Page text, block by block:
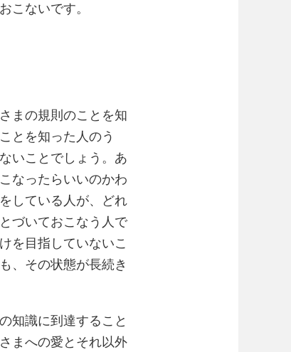
こないです。
まの規則のことを知
とを知った人のう
いことでしょう。あ
なったらいいのかわ
している人が、どれ
づいておこなう人で
を目指していないこ
、その状態が長続き
知識に到達すること
まへの愛とそれ以外